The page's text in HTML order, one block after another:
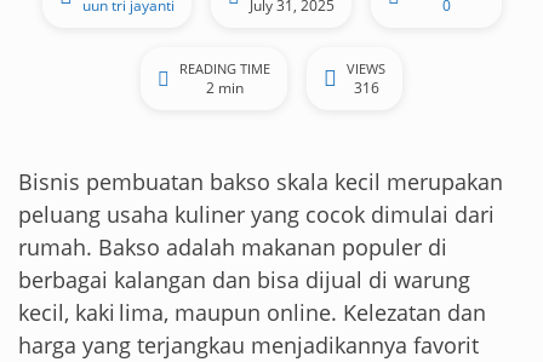
uun tri jayanti July 31, 2025 0
READING TIME
2 min
VIEWS
316
Bisnis pembuatan bakso skala kecil merupakan
peluang usaha kuliner yang cocok dimulai dari
rumah. Bakso adalah makanan populer di
berbagai kalangan dan bisa dijual di warung
kecil, kaki lima, maupun online. Kelezatan dan
harga yang terjangkau menjadikannya favorit